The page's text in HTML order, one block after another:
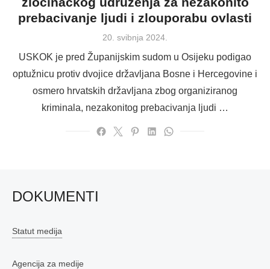
prebacivanje ljudi i zlouporabu ovlasti
Posted
20. svibnja 2024.
USKOK je pred Županijskim sudom u Osijeku podigao
optužnicu protiv dvojice državljana Bosne i Hercegovine i
osmero hrvatskih državljana zbog organiziranog
kriminala, nezakonitog prebacivanja ljudi …
DOKUMENTI
Statut medija
Agencija za medije